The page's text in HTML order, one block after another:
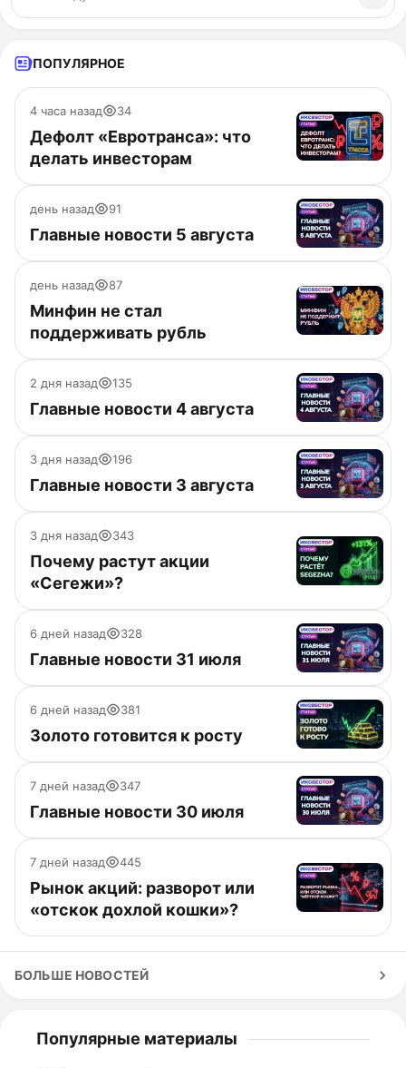
ПОПУЛЯРНОЕ
4 часа назад 34
Дефолт «Евротранса»: что
делать инвесторам
день назад 91
Главные новости 5 августа
день назад 87
Минфин не стал
поддерживать рубль
2 дня назад 135
Главные новости 4 августа
3 дня назад 196
Главные новости 3 августа
3 дня назад 343
Почему растут акции
«Сегежи»?
6 дней назад 328
Главные новости 31 июля
6 дней назад 381
Золото готовится к росту
7 дней назад 347
Главные новости 30 июля
7 дней назад 445
Рынок акций: разворот или
«отскок дохлой кошки»?
БОЛЬШЕ НОВОСТЕЙ
Популярные материалы